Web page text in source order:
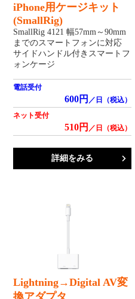
iPhone用ケージキット
(SmallRig)
SmallRig 4121 幅57mm～90mm
までのスマートフォンに対応
サイドハンドル付きスマートフ
ォンケージ
電話受付
600円 ／日（税込）
ネット受付
510円 ／日（税込）
詳細をみる
Lightning→Digital AV変
換アダプタ